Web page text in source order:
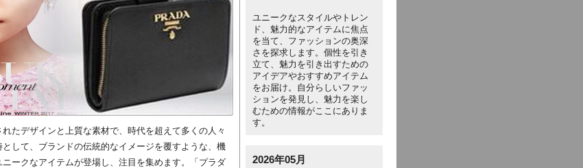
たデザインと上質な素材で、時代を超えて多くの人々
して、ブランドの伝統的なイメージを覆すような、機
ークなアイテムが登場し、注目を集めます。「プラダ
ユニークなスタイルやトレン
ド、魅力的なアイテムに焦点
を当て、ファッションの奥深
さを探求します。個性を引き
立て、魅力を引き出すための
アイデアやおすすめアイテム
をお届け。自分らしいファッ
ションを発見し、魅力を楽し
むための情報がここにありま
す。
2026年05月